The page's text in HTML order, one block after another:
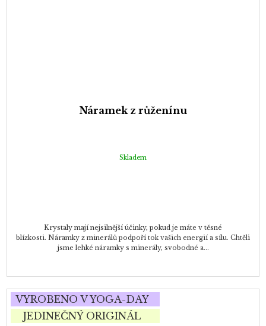
Náramek z růženínu
Skladem
Krystaly mají nejsilnější účinky, pokud je máte v těsné
blízkosti. Náramky z minerálů podpoří tok vašich energií a sílu. Chtěli
jsme lehké náramky s minerály, svobodné a...
VYROBENO V YOGA-DAY
JEDINEČNÝ ORIGINÁL